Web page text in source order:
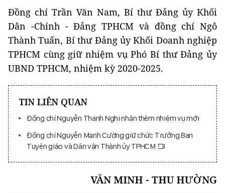
Đồng chí Trần Văn Nam, Bí thư Đảng ủy Khối
Dân -Chính - Đảng TPHCM và đồng chí Ngô
Thành Tuấn, Bí thư Đảng ủy Khối Doanh nghiệp
TPHCM cùng giữ nhiệm vụ Phó Bí thư Đảng ủy
UBND TPHCM, nhiệm kỳ 2020-2025.
TIN LIÊN QUAN
Đồng chí Nguyễn Thanh Nghị nhận thêm nhiệm vụ mới
Đồng chí Nguyễn Mạnh Cường giữ chức Trưởng Ban
Tuyên giáo và Dân vận Thành ủy TPHCM
VĂN MINH - THU HƯỜNG